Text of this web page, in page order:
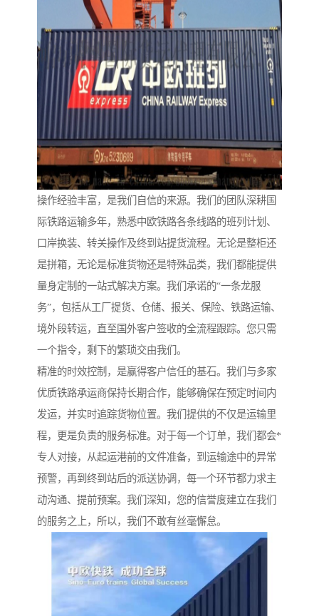
操作经验丰富，是我们自信的来源。我们的团队深耕国
际铁路运输多年，熟悉中欧铁路各条线路的班列计划、
口岸换装、转关操作及终到站提货流程。无论是整柜还
是拼箱，无论是标准货物还是特殊品类，我们都能提供
量身定制的一站式解决方案。我们承诺的“一条龙服
务”，包括从工厂提货、仓储、报关、保险、铁路运输、
境外段转运，直至国外客户签收的全流程跟踪。您只需
一个指令，剩下的繁琐交由我们。
精准的时效控制，是赢得客户信任的基石。我们与多家
优质铁路承运商保持长期合作，能够确保在预定时间内
发运，并实时追踪货物位置。我们提供的不仅是运输里
程，更是负责的服务标准。对于每一个订单，我们都会*
专人对接，从起运港前的文件准备，到运输途中的异常
预警，再到终到站后的派送协调，每一个环节都力求主
动沟通、提前预案。我们深知，您的信誉度建立在我们
的服务之上，所以，我们不敢有丝毫懈怠。